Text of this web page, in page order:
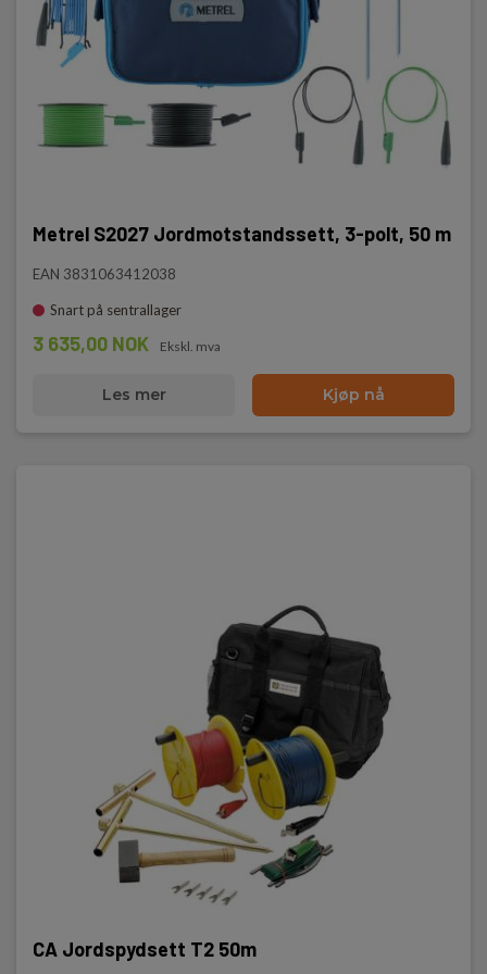
Metrel S2027 Jordmotstandssett, 3-polt, 50 m
EAN 3831063412038
Snart på sentrallager
3 635,00 NOK Ekskl. mva
Les mer Kjøp nå
CA Jordspydsett T2 50m